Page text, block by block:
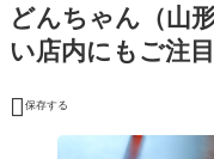
どんちゃん（山
い店内にもご注
 保存する